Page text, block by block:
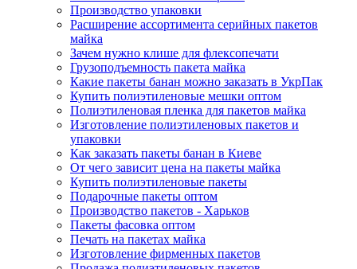
Производство упаковки
Расширение ассортимента серийных пакетов
майка
Зачем нужно клише для флексопечати
Грузоподъемность пакета майка
Какие пакеты банан можно заказать в УкрПак
Купить полиэтиленовые мешки оптом
Полиэтиленовая пленка для пакетов майка
Изготовление полиэтиленовых пакетов и
упаковки
Как заказать пакеты банан в Киеве
От чего зависит цена на пакеты майка
Купить полиэтиленовые пакеты
Подарочные пакеты оптом
Производство пакетов - Харьков
Пакеты фасовка оптом
Печать на пакетах майка
Изготовление фирменных пакетов